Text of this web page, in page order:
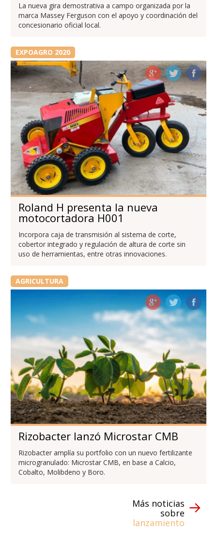
La nueva gira demostrativa a campo organizada por la
marca Massey Ferguson con el apoyo y coordinación del
concesionario oficial local.
EXPOAGRO 2020
Roland H presenta la nueva
motocortadora H001
Incorpora caja de transmisión al sistema de corte,
cobertor integrado y regulación de altura de corte sin
uso de herramientas, entre otras innovaciones.
AGRICULTURA
Rizobacter lanzó Microstar CMB
Rizobacter amplía su portfolio con un nuevo fertilizante
microgranulado: Microstar CMB, en base a Calcio,
Cobalto, Molibdeno y Boro.
Más noticias
sobre
lanzamiento